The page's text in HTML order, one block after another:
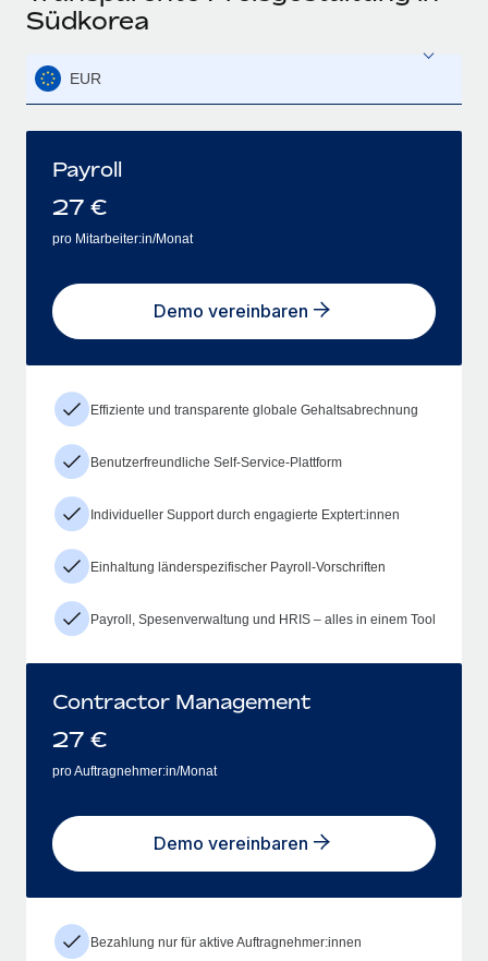
Südkorea
EUR
Payroll
27 €
pro Mitarbeiter:in/Monat
Demo vereinbaren
Effiziente und transparente globale Gehaltsabrechnung
Benutzerfreundliche Self-Service-Plattform
Individueller Support durch engagierte Exptert:innen
Einhaltung länderspezifischer Payroll-Vorschriften
Payroll, Spesenverwaltung und HRIS – alles in einem Tool
Contractor Management
27 €
pro Auftragnehmer:in/Monat
Demo vereinbaren
Bezahlung nur für aktive Auftragnehmer:innen